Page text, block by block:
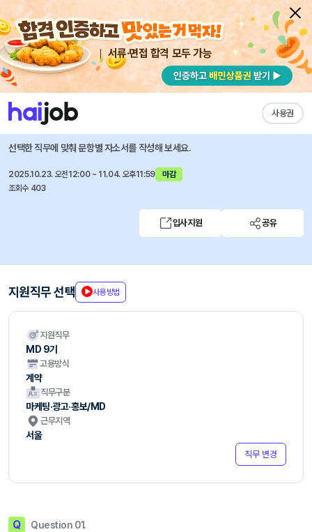
서류·면접 합격 모두 가능
사용권
채용공고 자소서 자유항목 자소서 내 작성목록
비바리퍼블리카(토스)
신입 MD 9기 모집
선택한 직무에 맞춰 문항별 자소서를 작성해 보세요.
2025.10.23. 오전12:00 ~ 11.04. 오후11:59
마감
조회수 403
입사지원 공유
지원직무 선택 사용방법
지원직무
MD 9기
고용방식
계약
직무구분
마케팅·광고·홍보/MD
근무지역
서울
직무 변경
Q Question 01.